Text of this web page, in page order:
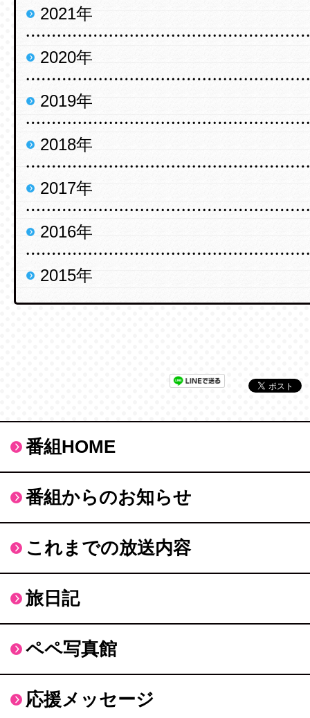
2021年
2020年
2019年
2018年
2017年
2016年
2015年
番組HOME
番組からのお知らせ
これまでの放送内容
旅日記
ペペ写真館
応援メッセージ